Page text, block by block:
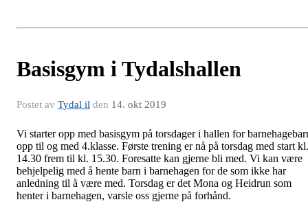
Basisgym i Tydalshallen
Postet av Tydal il den 14. okt 2019
Vi starter opp med basisgym på torsdager i hallen for
opp til og med 4.klasse. Første trening er nå på torsdag med start kl.
14.30 frem til kl. 15.30. Foresatte kan gjerne bli med. Vi kan være
behjelpelig med å hente barn i barnehagen for de som ikke har
anledning til å være med. Torsdag er det Mona og Heidrun som
henter i barnehagen, varsle oss gjerne på forhånd.